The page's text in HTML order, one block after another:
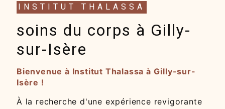
INSTITUT THALASSA
soins du corps à Gilly-
sur-Isère
Bienvenue à Institut Thalassa à Gilly-sur-
Isère !
À la recherche d'une expérience revigorante